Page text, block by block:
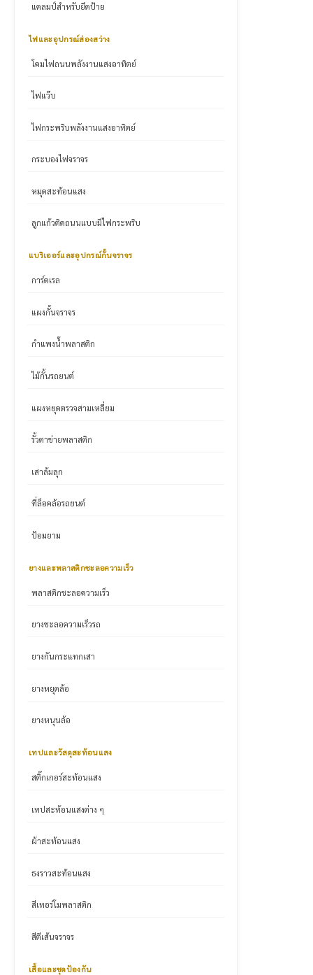
แคลมป์สำหรับยึดป้าย
ไฟและอุปกรณ์ส่องสว่าง
โคมไฟถนนพลังงานแสงอาทิตย์
ไฟแว๊บ
ไฟกระพริบพลังงานแสงอาทิตย์
กระบองไฟจราจร
หมุดสะท้อนแสง
ลูกแก้วติดถนนแบบมีไฟกระพริบ
แบริเออร์และอุปกรณ์กั้นจราจร
การ์ดเรล
แผงกั้นจราจร
กำแพงน้ำพลาสติก
ไม้กั้นรถยนต์
แผงหยุดตรวจสามเหลี่ยม
รั้วตาข่ายพลาสติก
เสาล้มลุก
ที่ล็อคล้อรถยนต์
ป้อมยาม
ยางและพลาสติกชะลอความเร็ว
พลาสติกชะลอความเร็ว
ยางชะลอความเร็วรถ
ยางกันกระแทกเสา
ยางหยุดล้อ
ยางหนุนล้อ
เทปและวัสดุสะท้อนแสง
สติ๊กเกอร์สะท้อนแสง
เทปสะท้อนแสงต่าง ๆ
ผ้าสะท้อนแสง
ธงราวสะท้อนแสง
สีเทอร์โมพลาสติก
สีตีเส้นจราจร
เสื้อและชุดป้องกัน